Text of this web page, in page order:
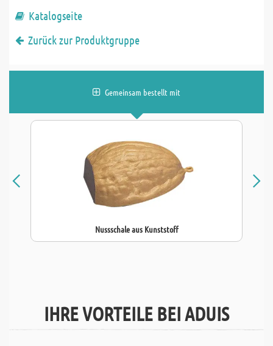
Katalogseite
Zurück zur Produktgruppe
Gemeinsam bestellt mit
Nussschale aus Kunststoff
IHRE VORTEILE BEI ADUIS